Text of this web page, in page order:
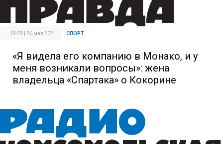
19:29 | 26 мая 2021 СПОРТ
«Я видела его компанию в Монако, и у
меня возникали вопросы»: жена
владельца «Спартака» о Кокорине